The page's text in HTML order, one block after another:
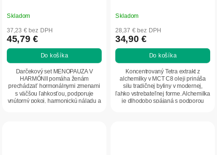
Skladom
37,23 € bez DPH
45,79 €
Do košíka
Darčekový set MENOPAUZA V
HARMÓNII pomáha ženám
prechádzať hormonálnymi zmenami
s väčšou ľahkosťou, podporuje
vnútorný pokoj, harmonickú náladu a
Skladom
28,37 € bez DPH
34,90 €
Do košíka
Koncentrovaný Tetra extrakt z
alchemilky v MCT C8 oleji prináša
silu tradičnej byliny v modernej,
ľahko vstrebateľnej forme. Alchemilka
je dlhodobo spájaná s podporou